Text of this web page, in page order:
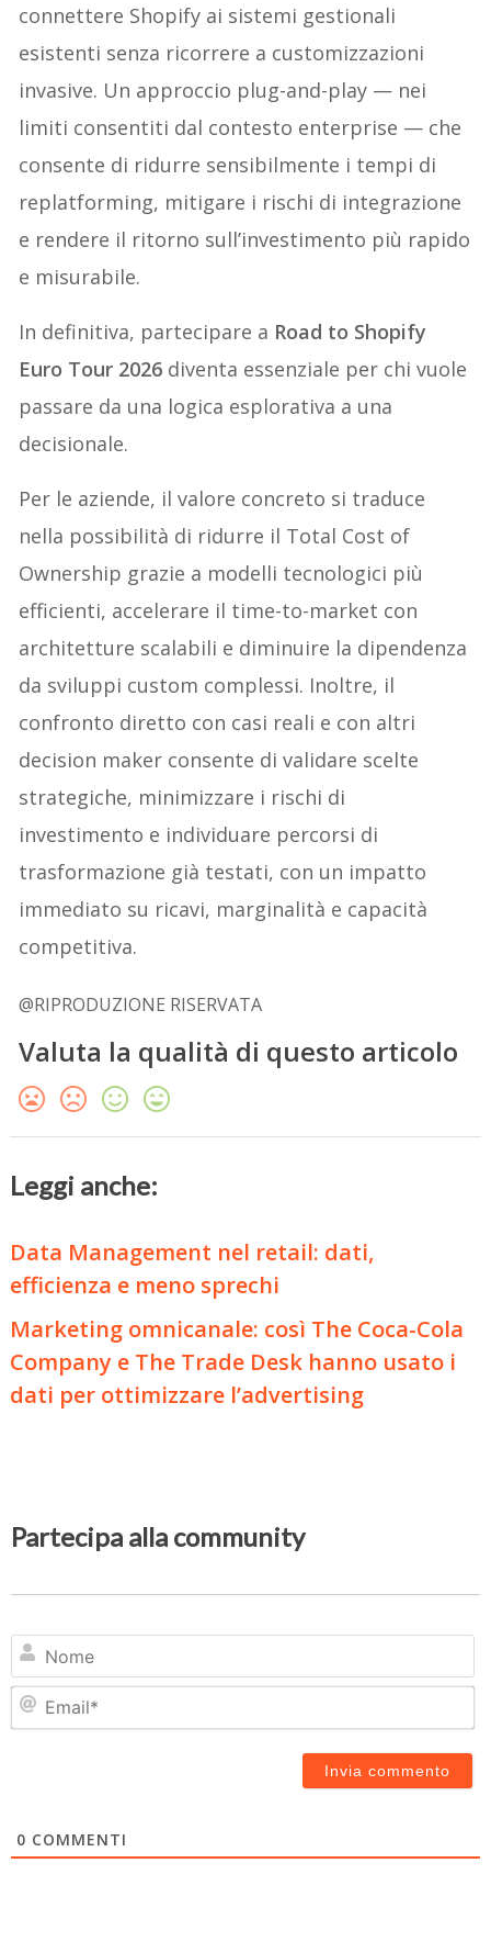
connettere Shopify ai sistemi gestionali
esistenti senza ricorrere a customizzazioni
invasive. Un approccio plug-and-play — nei
limiti consentiti dal contesto enterprise — che
consente di ridurre sensibilmente i tempi di
replatforming, mitigare i rischi di integrazione
e rendere il ritorno sull’investimento più rapido
e misurabile.
In definitiva, partecipare a Road to Shopify
Euro Tour 2026 diventa essenziale per chi vuole
passare da una logica esplorativa a una
decisionale.
Per le aziende, il valore concreto si traduce
nella possibilità di ridurre il Total Cost of
Ownership grazie a modelli tecnologici più
efficienti, accelerare il time-to-market con
architetture scalabili e diminuire la dipendenza
da sviluppi custom complessi. Inoltre, il
confronto diretto con casi reali e con altri
decision maker consente di validare scelte
strategiche, minimizzare i rischi di
investimento e individuare percorsi di
trasformazione già testati, con un impatto
immediato su ricavi, marginalità e capacità
competitiva.
@RIPRODUZIONE RISERVATA
Valuta la qualità di questo articolo
Leggi anche:
Data Management nel retail: dati,
efficienza e meno sprechi
Marketing omnicanale: così The Coca-Cola
Company e The Trade Desk hanno usato i
dati per ottimizzare l’advertising
Partecipa alla community
0 COMMENTI